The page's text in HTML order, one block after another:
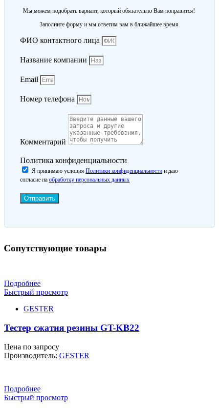
Мы можем подобрать вариант, который обязательно Вам понравится!
Заполните форму и мы ответим вам в ближайшее время.
ФИО контактного лица
Название компании
Email
Номер телефона
Комментарий
Политика конфиденциальности
Я принимаю условия Политики конфиденциальности и даю
согласие на обработку персональных данных
Отправить
Сопутствующие товары
Подробнее
Быстрый просмотр
GESTER
Тестер сжатия резины GT-KB22
Цена по запросу
Производитель: GESTER
Подробнее
Быстрый просмотр